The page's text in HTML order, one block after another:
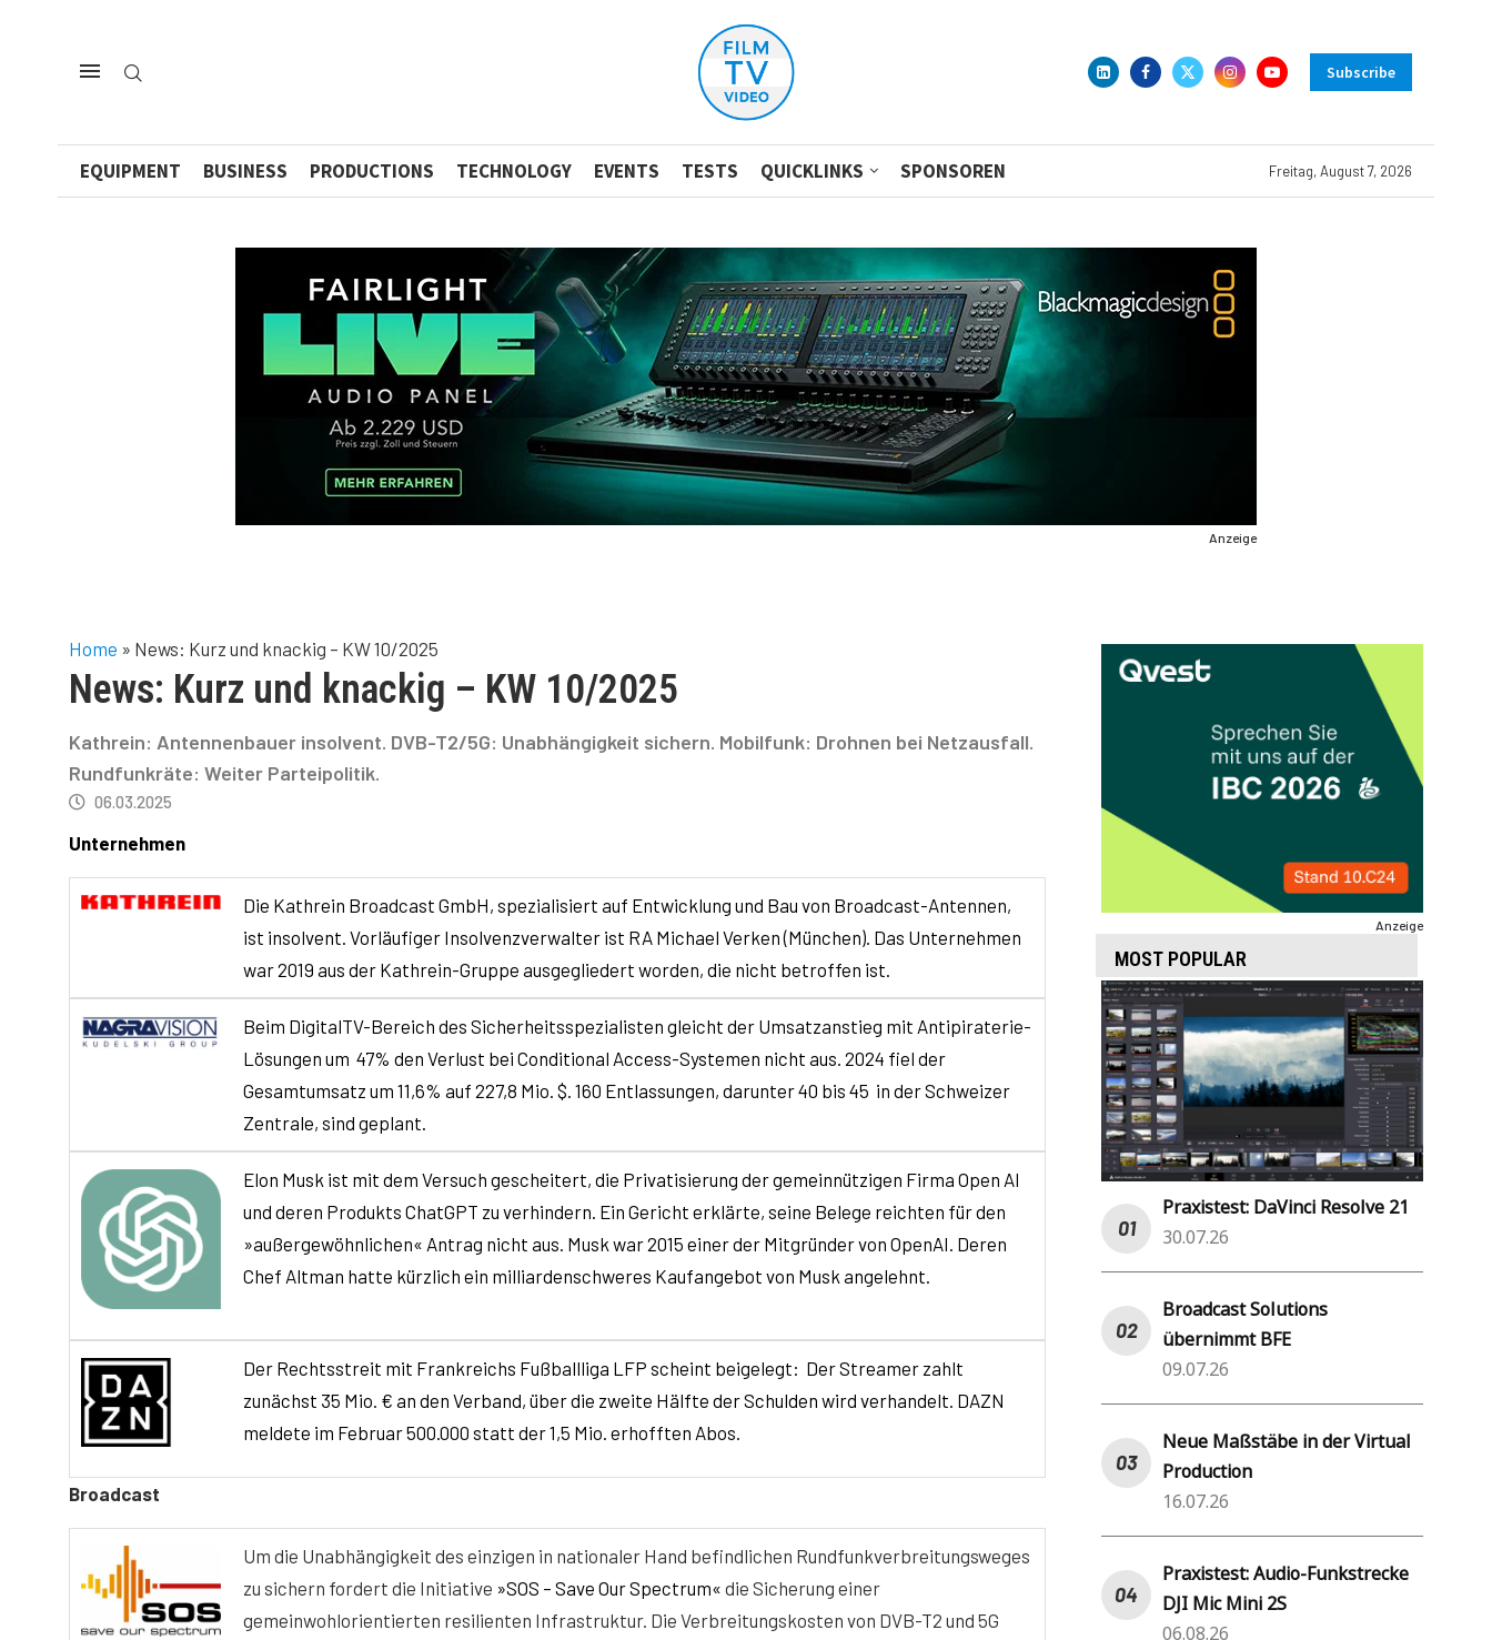
Subscribe
EQUIPMENT BUSINESS PRODUCTIONS TECHNOLOGY EVENTS TESTS QUICKLINKS SPONSOREN Freitag, August 7, 2026
Anzeige
Home » News: Kurz und knackig – KW 10/2025
News: Kurz und knackig – KW 10/2025
Kathrein: Antennenbauer insolvent. DVB-T2/5G: Unabhängigkeit sichern. Mobilfunk: Drohnen bei Netzausfall.
Rundfunkräte: Weiter Parteipolitik.
06.03.2025
Unternehmen
Die Kathrein Broadcast GmbH, spezialisiert auf Entwicklung und Bau von Broadcast-Antennen,
ist insolvent. Vorläufiger Insolvenzverwalter ist RA Michael Verken (München). Das Unternehmen
war 2019 aus der Kathrein-Gruppe ausgegliedert worden, die nicht betroffen ist.
Beim DigitalTV-Bereich des Sicherheitsspezialisten gleicht der Umsatzanstieg mit Antipiraterie-
Lösungen um 47% den Verlust bei Conditional Access-Systemen nicht aus. 2024 fiel der
Gesamtumsatz um 11,6% auf 227,8 Mio. $. 160 Entlassungen, darunter 40 bis 45 in der Schweizer
Zentrale, sind geplant.
Elon Musk ist mit dem Versuch gescheitert, die Privatisierung der gemeinnützigen Firma Open AI
und deren Produkts ChatGPT zu verhindern. Ein Gericht erklärte, seine Belege reichten für den
»außergewöhnlichen« Antrag nicht aus. Musk war 2015 einer der Mitgründer von OpenAI. Deren
Chef Altman hatte kürzlich ein milliardenschweres Kaufangebot von Musk angelehnt.
Der Rechtsstreit mit Frankreichs Fußballliga LFP scheint beigelegt: Der Streamer zahlt
zunächst 35 Mio. € an den Verband, über die zweite Hälfte der Schulden wird verhandelt. DAZN
meldete im Februar 500.000 statt der 1,5 Mio. erhofften Abos.
Broadcast
Um die Unabhängigkeit des einzigen in nationaler Hand befindlichen Rundfunkverbreitungsweges
zu sichern fordert die Initiative »SOS – Save Our Spectrum« die Sicherung einer
gemeinwohlorientierten resilienten Infrastruktur. Die Verbreitungskosten von DVB-T2 und 5G
Anzeige
MOST POPULAR
Praxistest: DaVinci Resolve 21
30.07.26
Broadcast Solutions
übernimmt BFE
09.07.26
Neue Maßstäbe in der Virtual
Production
16.07.26
Praxistest: Audio-Funkstrecke
DJI Mic Mini 2S
06.08.26